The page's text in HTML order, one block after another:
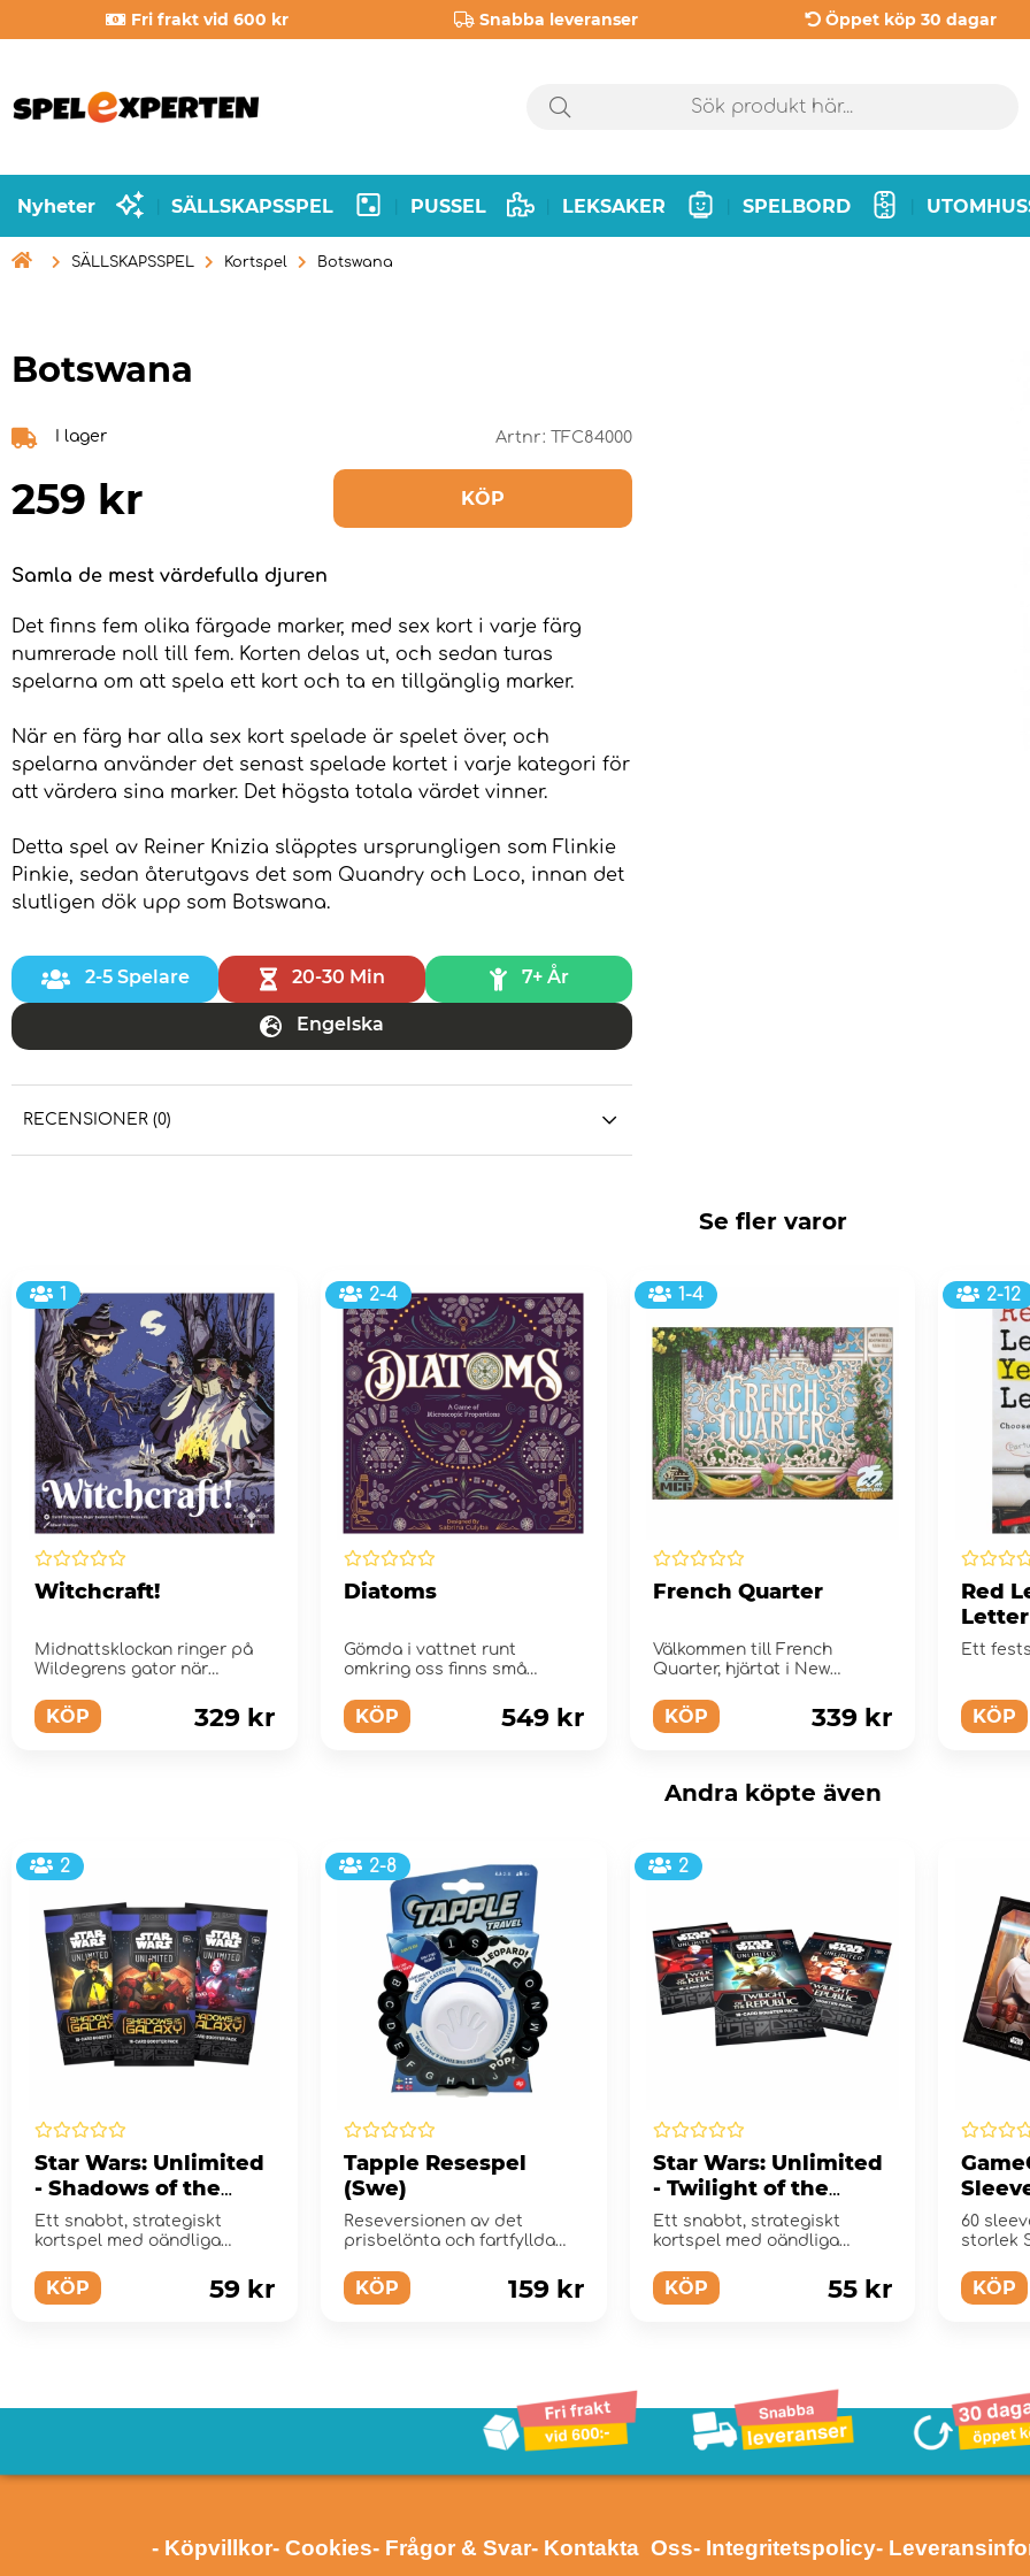
Fri frakt vid 600 kr Snabba leveranser Öppet köp 30 dagar
Nyheter SÄLLSKAPSSPEL PUSSEL LEKSAKER SPELBORD
 SÄLLSKAPSSPEL Kortspel Botswana
Botswana
I lager Artnr: TFC84000
259 kr KÖP
Samla de mest värdefulla djuren
Det finns fem olika färgade marker, med sex kort i varje färg
numrerade noll till fem. Korten delas ut, och sedan turas
spelarna om att spela ett kort och ta en tillgänglig marker.
När en färg har alla sex kort spelade är spelet över, och
spelarna använder det senast spelade kortet i varje kategori för
att värdera sina marker. Det högsta totala värdet vinner.
Detta spel av Reiner Knizia släpptes ursprungligen som Flinkie
Pinkie, sedan återutgavs det som Quandry och Loco, innan det
slutligen dök upp som Botswana.
2-5 Spelare 20-30 Min 7+ År
Engelska
RECENSIONER (0)
Se fler varor
1
Witchcraft!
Midnattsklockan ringer på
Wildegrens gator när
KÖP 329 kr
2-4
Diatoms
Gömda i vattnet runt
omkring oss finns små
"kiselalger"
KÖP 549 kr
1-4
French Quarter
Välkommen till French
Quarter, hjärtat i New
KÖP 339 kr
2-12
Red
Letter
Ett
KÖP
Andra köpte även
2
Star Wars: Unlimited
- Shadows of the
Galaxy Booster Pack
Ett snabbt, strategiskt
kortspel med oändliga
KÖP 59 kr
2-8
Tapple Resespel
(Swe)
Reseversionen av det
prisbelönta och fartfyllda
KÖP 159 kr
2
Star Wars: Unlimited
- Twilight of the
Republic Booster
Pack
Ett snabbt, strategiskt
kortspel med oändliga
KÖP 55 kr
Star
60
storlek
KÖP
- Köpvillkor- Cookies- Frågor & Svar- Kontakta Oss- Integritetspolicy-